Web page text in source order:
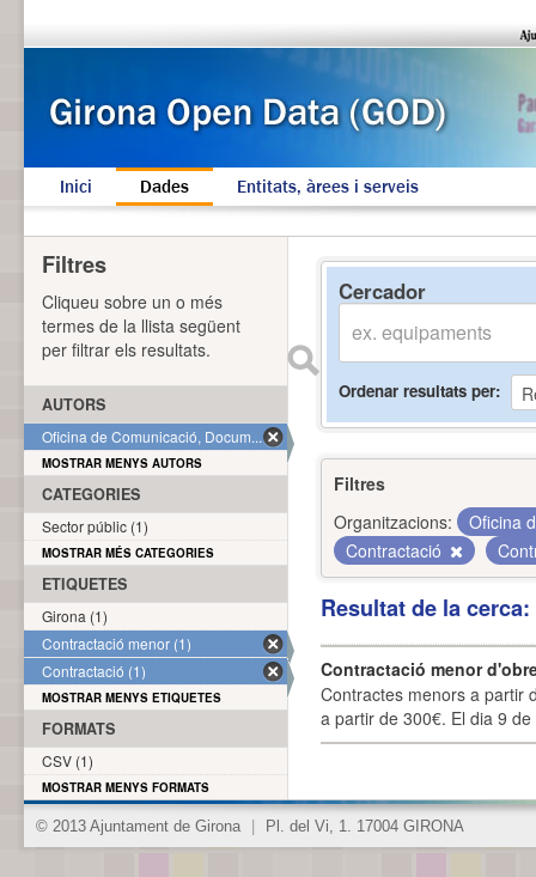
Inici Dades Entitats, àrees i serveis
Cercador
Ordenar resultats per
Filtres
Organitzacions:
Oficina
Contractació
Resultat de la
Contractació menor
Contractes menors a partir
a partir de 300€. El dia 9
Filtres
Cliqueu sobre un o més
termes de la llista següent
per filtrar els resultats.
AUTORS
Oficina de Comunicació, Docum... (1)
MOSTRAR MENYS AUTORS
CATEGORIES
Sector públic (1)
MOSTRAR MÉS CATEGORIES
ETIQUETES
Girona (1)
Contractació menor (1)
Contractació (1)
MOSTRAR MENYS ETIQUETES
FORMATS
CSV (1)
MOSTRAR MENYS FORMATS
© 2013 Ajuntament de Girona Pl. del Vi, 1. 17004 GIRONA